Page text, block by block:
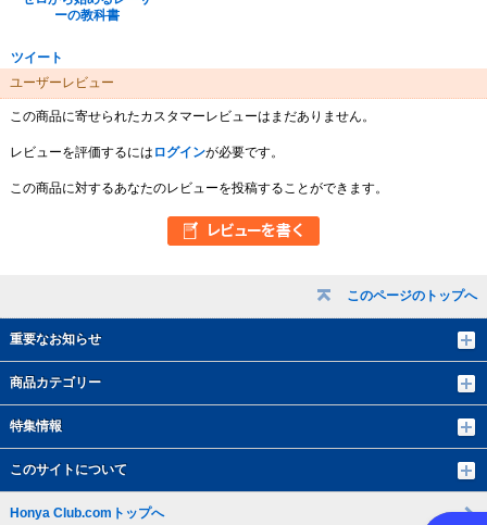
このページのトップへ
重要なお知らせ
商品カテゴリー
特集情報
このサイトについて
ーの教科書
ツイート
ユーザーレビュー
この商品に寄せられたカスタマーレビューはまだありません。
レビューを評価するには ログインが必要です。
この商品に対するあなたのレビューを投稿することができます。
Honya Club.comトップへ